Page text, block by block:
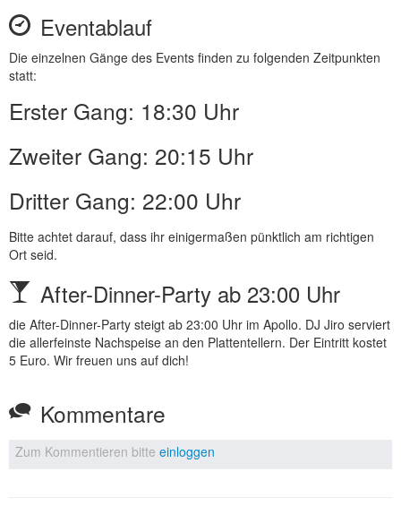
Eventablauf
Die einzelnen Gänge des Events finden zu folgenden Zeitpunkten
statt:
Erster Gang: 18:30 Uhr
Zweiter Gang: 20:15 Uhr
Dritter Gang: 22:00 Uhr
Bitte achtet darauf, dass ihr einigermaßen pünktlich am richtigen
Ort seid.
After-Dinner-Party ab 23:00 Uhr
die After-Dinner-Party steigt ab 23:00 Uhr im Apollo. DJ Jiro serviert
die allerfeinste Nachspeise an den Plattentellern. Der Eintritt kostet
5 Euro. Wir freuen uns auf dich!
Kommentare
Zum Kommentieren bitte einloggen